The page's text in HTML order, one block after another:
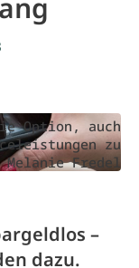
Option, auch
zu
Fredel
–
dazu.